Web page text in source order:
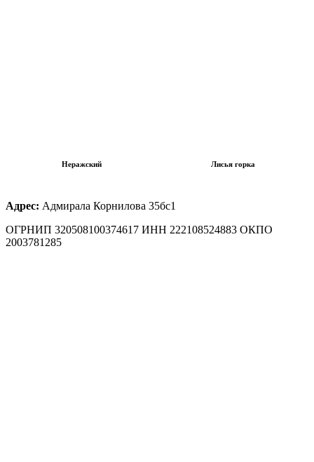
Неражский Лисья горка
Адрес: Адмирала Корнилова 35бс1
ОГРНИП 320508100374617 ИНН 222108524883 ОКПО
2003781285